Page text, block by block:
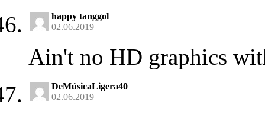
happy tanggol
02.06.2019
Ain't no HD graphics
DeMúsicaLigera40
02.06.2019